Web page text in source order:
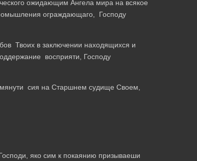
ожидающим Ангела мира на всякое
ограждающаго, Господу
Твоих в заключении находящихся и
восприяти, Господу
сия на Старшнем судище Своем,
яко сим к покаянию призываеши